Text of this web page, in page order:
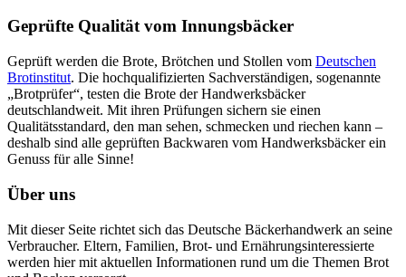
Geprüfte Qualität vom Innungsbäcker
Geprüft werden die Brote, Brötchen und Stollen vom Deutschen
Brotinstitut. Die hochqualifizierten Sachverständigen, sogenannte
„Brotprüfer“, testen die Brote der Handwerksbäcker
deutschlandweit. Mit ihren Prüfungen sichern sie einen
Qualitätsstandard, den man sehen, schmecken und riechen kann –
deshalb sind alle geprüften Backwaren vom Handwerksbäcker ein
Genuss für alle Sinne!
Über uns
Mit dieser Seite richtet sich das Deutsche Bäckerhandwerk an seine
Verbraucher. Eltern, Familien, Brot- und Ernährungsinteressierte
werden hier mit aktuellen Informationen rund um die Themen Brot